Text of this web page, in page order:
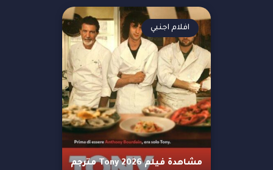
مشاهدة فيلم Tony 2026 مترجم
افلام اجنبي